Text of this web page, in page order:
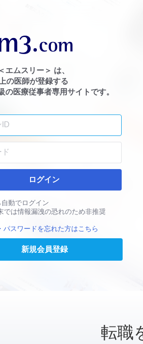
エムスリー＞ は、
の医師が登録する
の医療従事者専用サイトです。
ログイン
動でログイン
では情報漏洩の恐れのため非推奨
パスワードを忘れた方はこちら
新規会員登録
転職